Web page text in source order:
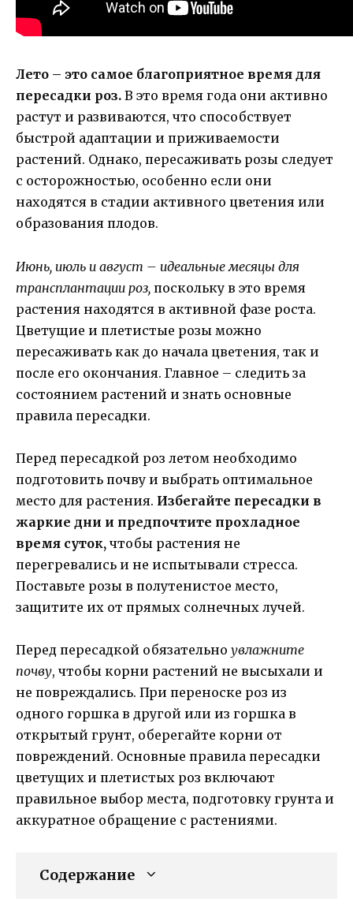
Лето – это самое благоприятное время для
пересадки роз. В это время года они активно
растут и развиваются, что способствует
быстрой адаптации и приживаемости
растений. Однако, пересаживать розы следует
с осторожностью, особенно если они
находятся в стадии активного цветения или
образования плодов.
Июнь, июль и август – идеальные месяцы для
трансплантации роз, поскольку в это время
растения находятся в активной фазе роста.
Цветущие и плетистые розы можно
пересаживать как до начала цветения, так и
после его окончания. Главное – следить за
состоянием растений и знать основные
правила пересадки.
Перед пересадкой роз летом необходимо
подготовить почву и выбрать оптимальное
место для растения. Избегайте пересадки в
жаркие дни и предпочтите прохладное
время суток, чтобы растения не
перегревались и не испытывали стресса.
Поставьте розы в полутенистое место,
защитите их от прямых солнечных лучей.
Перед пересадкой обязательно увлажните
почву, чтобы корни растений не высыхали и
не повреждались. При переноске роз из
одного горшка в другой или из горшка в
открытый грунт, оберегайте корни от
повреждений. Основные правила пересадки
цветущих и плетистых роз включают
правильное выбор места, подготовку грунта и
аккуратное обращение с растениями.
Содержание